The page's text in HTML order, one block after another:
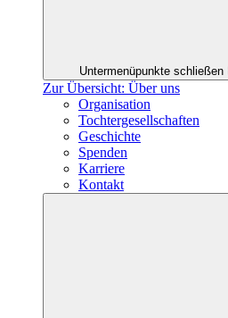
Untermenüpunkte schließen
Zur Übersicht: Über uns
Organisation
Tochtergesellschaften
Geschichte
Spenden
Karriere
Kontakt